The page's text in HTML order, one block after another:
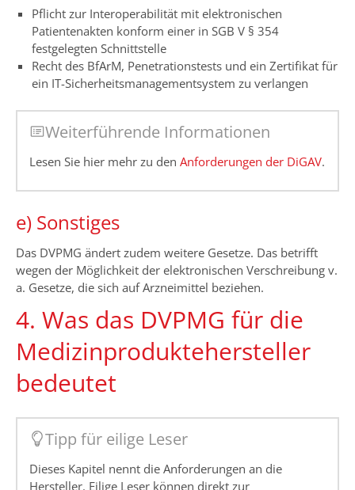
Pflicht zur Interoperabilität mit elektronischen
Patientenakten konform einer in SGB V § 354
festgelegten Schnittstelle
Recht des BfArM, Penetrationstests und ein Zertifikat für
ein IT-Sicherheitsmanagementsystem zu verlangen
Weiterführende Informationen
Lesen Sie hier mehr zu den Anforderungen der DiGAV.
e) Sonstiges
Das DVPMG ändert zudem weitere Gesetze. Das betrifft
wegen der Möglichkeit der elektronischen Verschreibung v.
a. Gesetze, die sich auf Arzneimittel beziehen.
4. Was das DVPMG für die
Medizinproduktehersteller
bedeutet
Tipp für eilige Leser
Dieses Kapitel nennt die Anforderungen an die
Hersteller. Eilige Leser können direkt zur